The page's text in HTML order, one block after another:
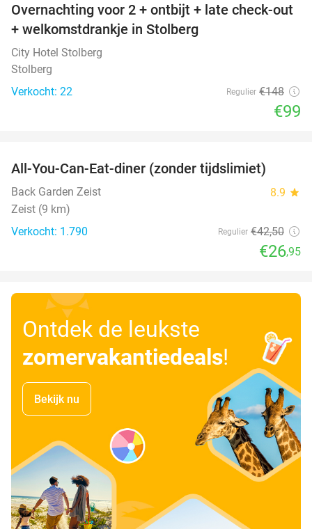
33%
Overnachting voor 2 + ontbijt + late check-out
+ welkomstdrankje in Stolberg
City Hotel Stolberg
Stolberg
Verkocht: 22
Regulier €148
€99
All-You-Can-Eat-diner (zonder tijdslimiet)
Back Garden Zeist 8.9 star
Zeist (9 km)
Verkocht: 1.790
Regulier €42,50
€26,95
Ontdek de leukste
zomervakantiedeals!
Bekijk nu